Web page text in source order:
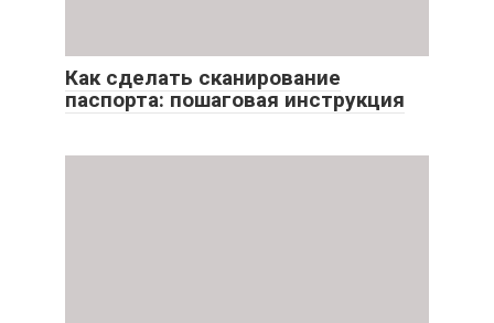
Как сделать сканирование
паспорта: пошаговая инструкция